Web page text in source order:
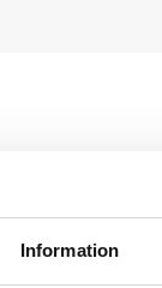
Information